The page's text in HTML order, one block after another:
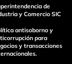
de
y Comercio SIC
antisoborno y
para
y transacciones